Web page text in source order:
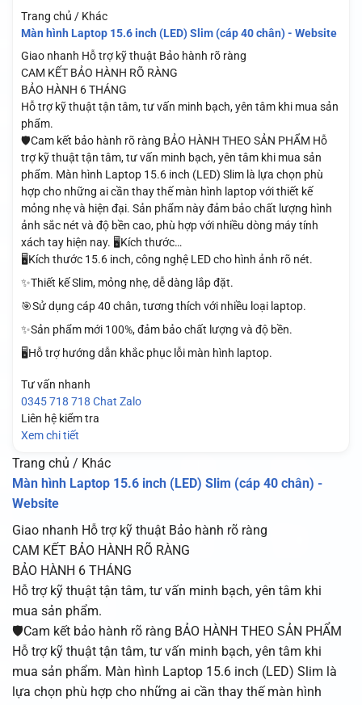
Trang chủ / Khác
Màn hình Laptop 15.6 inch (LED) Slim (cáp 40 chân) - Website
Giao nhanh Hỗ trợ kỹ thuật Bảo hành rõ ràng
CAM KẾT BẢO HÀNH RÕ RÀNG
BẢO HÀNH 6 THÁNG
Hỗ trợ kỹ thuật tận tâm, tư vấn minh bạch, yên tâm khi mua sản
phẩm.
🛡️Cam kết bảo hành rõ ràng BẢO HÀNH THEO SẢN PHẨM Hỗ
trợ kỹ thuật tận tâm, tư vấn minh bạch, yên tâm khi mua sản
phẩm. Màn hình Laptop 15.6 inch (LED) Slim là lựa chọn phù
hợp cho những ai cần thay thế màn hình laptop với thiết kế
mỏng nhẹ và hiện đại. Sản phẩm này đảm bảo chất lượng hình
ảnh sắc nét và độ bền cao, phù hợp với nhiều dòng máy tính
xách tay hiện nay. 🖥️Kích thước…
🖥️Kích thước 15.6 inch, công nghệ LED cho hình ảnh rõ nét.
✨Thiết kế Slim, mỏng nhẹ, dễ dàng lắp đặt.
🎯Sử dụng cáp 40 chân, tương thích với nhiều loại laptop.
✨Sản phẩm mới 100%, đảm bảo chất lượng và độ bền.
🖥️Hỗ trợ hướng dẫn khắc phục lỗi màn hình laptop.
Tư vấn nhanh
0345 718 718 Chat Zalo
Liên hệ kiểm tra
Xem chi tiết
Trang chủ / Khác
Màn hình Laptop 15.6 inch (LED) Slim (cáp 40 chân) -
Website
Giao nhanh Hỗ trợ kỹ thuật Bảo hành rõ ràng
CAM KẾT BẢO HÀNH RÕ RÀNG
BẢO HÀNH 6 THÁNG
Hỗ trợ kỹ thuật tận tâm, tư vấn minh bạch, yên tâm khi
mua sản phẩm.
🛡️Cam kết bảo hành rõ ràng BẢO HÀNH THEO SẢN PHẨM
Hỗ trợ kỹ thuật tận tâm, tư vấn minh bạch, yên tâm khi
mua sản phẩm. Màn hình Laptop 15.6 inch (LED) Slim là
lựa chọn phù hợp cho những ai cần thay thế màn hình